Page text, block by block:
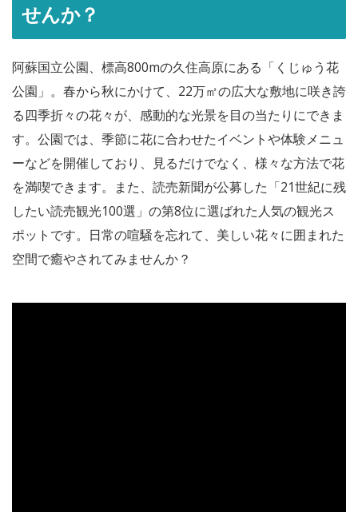
せんか？
阿蘇国立公園、標高800mの久住高原にある「くじゅう花
公園」。春から秋にかけて、22万㎡の広大な敷地に咲き誇
る四季折々の花々が、感動的な光景を目の当たりにできま
す。公園では、季節に花に合わせたイベントや体験メニュ
ーなどを開催しており、見るだけでなく、様々な方法で花
を満喫できます。また、読売新聞が公募した「21世紀に残
したい読売観光100選」の第8位に選ばれた人気の観光ス
ポットです。日常の喧騒を忘れて、美しい花々に囲まれた
空間で癒やされてみませんか？